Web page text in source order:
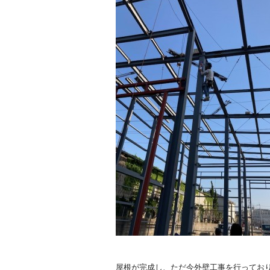
屋根が完成し、ただ今外壁工事を行ってお